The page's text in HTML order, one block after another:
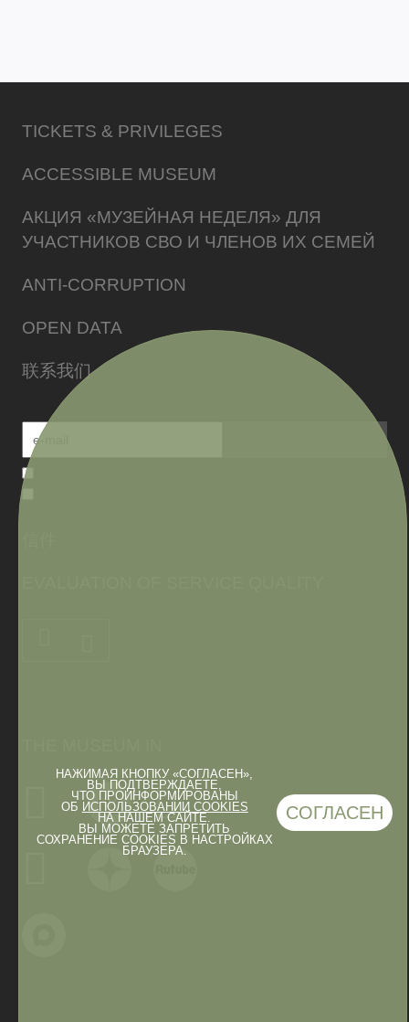
НАЖИМАЯ КНОПКУ «СОГЛАСЕН»,
ВЫ ПОДТВЕРЖДАЕТЕ,
ЧТО ПРОИНФОРМИРОВАНЫ
ОБ ИСПОЛЬЗОВАНИИ COOKIES
НА НАШЕМ САЙТЕ.
ВЫ МОЖЕТЕ ЗАПРЕТИТЬ
СОХРАНЕНИЕ COOKIES В НАСТРОЙКАХ
БРАУЗЕРА.
СОГЛАСЕН
TICKETS & PRIVILEGES
ACCESSIBLE MUSEUM
АКЦИЯ «МУЗЕЙНАЯ НЕДЕЛЯ» ДЛЯ
УЧАСТНИКОВ СВО И ЧЛЕНОВ ИХ СЕМЕЙ
ANTI-CORRUPTION
OPEN DATA
联系我们